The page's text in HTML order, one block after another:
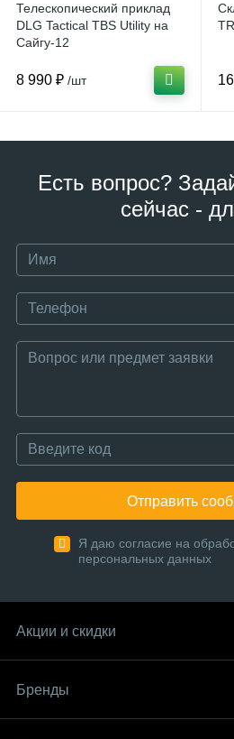
Телескопический приклад
DLG Tactical TBS Utility на
Сайгу-12
8 990 ₽ /шт
Есть вопрос?
сейчас -
Отправить
Я даю согласие на
персональных данных
Акции и скидки
Бренды